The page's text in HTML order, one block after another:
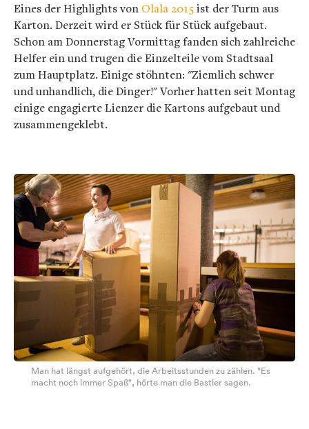
Eines der Highlights von Olala 2015ist der Turm aus
Karton. Derzeit wird er Stück für Stück aufgebaut.
Schon am Donnerstag Vormittag fanden sich zahlreiche
Helfer ein und trugen die Einzelteile vom Stadtsaal
zum Hauptplatz. Einige stöhnten: "Ziemlich schwer
und unhandlich, die Dinger!" Vorher hatten seit Montag
einige engagierte Lienzer die Kartons aufgebaut und
zusammengeklebt.
Man hat längst aufgehört, die Arbeitsstunden zu zählen. "Es
macht noch immer Spaß", hörte man die Bastler sagen.